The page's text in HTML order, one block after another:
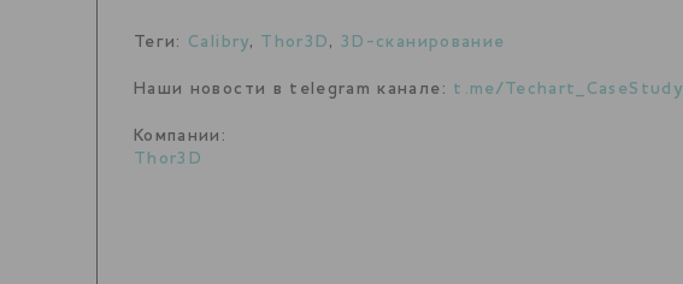
Теги: Calibry, Thor3D ,3D-сканирование
Наши новости в telegram канале: t.me/Techart_CaseStudy
Компании:
Thor3D